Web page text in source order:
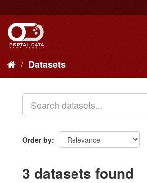
to
content
Datasets
Order by
3 datasets found